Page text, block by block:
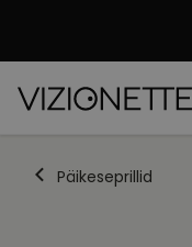
Päikeseprillid